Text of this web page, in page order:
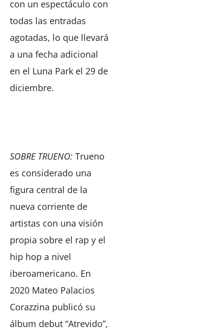
con un espectáculo con
todas las entradas
agotadas, lo que llevará
a una fecha adicional
en el Luna Park el 29 de
diciembre.
SOBRE TRUENO: Trueno
es considerado una
figura central de la
nueva corriente de
artistas con una visión
propia sobre el rap y el
hip hop a nivel
iberoamericano. En
2020 Mateo Palacios
Corazzina publicó su
álbum debut “Atrevido”,